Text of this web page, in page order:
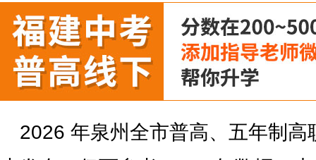
2026 年泉州全市普高、五年制高